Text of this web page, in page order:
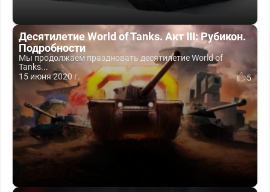
Десятилетие World of Tanks. Акт III: Рубикон.
Подробности
Мы продолжаем праздновать десятилетие World of
Tanks...
15 июня 2020 г.
5